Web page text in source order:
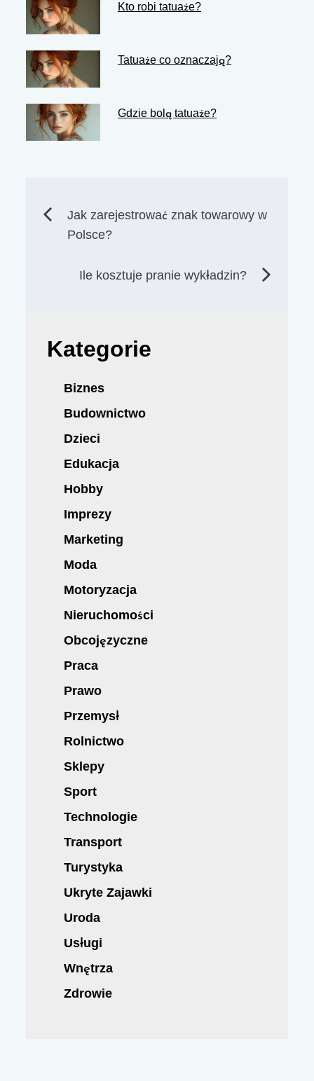
Kto robi tatuaże?
Tatuaże co oznaczają?
Gdzie bolą tatuaże?
Nawigacja
Jak zarejestrować znak towarowy w
Polsce?
Ile kosztuje pranie wykładzin?
Kategorie
Biznes
Budownictwo
Dzieci
Edukacja
Hobby
Imprezy
Marketing
Moda
Motoryzacja
Nieruchomości
Obcojęzyczne
Praca
Prawo
Przemysł
Rolnictwo
Sklepy
Sport
Technologie
Transport
Turystyka
Ukryte Zajawki
Uroda
Usługi
Wnętrza
Zdrowie